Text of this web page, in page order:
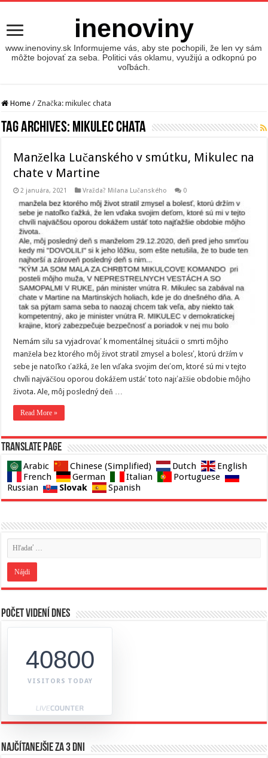
inenoviny
www.inenoviny.sk Informujeme vás, aby ste pochopili, že len vy sám
môžte bojovať za seba. Politici vás oklamu, využijú a odkopnú po
voľbách.
Home / Značka:mikulec chata
Tag Archives: mikulec chata
Manželka Lučanského v smútku, Mikulec na
chate v Martine
2 januára, 2021 Vražda? Milana Lučanského 0
Nemám silu sa vyjadrovať k momentálnej situácii o smrti môjho
manžela bez ktorého môj život stratil zmysel a bolesť, ktorú držím v
sebe je natoľko ťažká, že len vďaka svojim deťom, ktoré sú mi v tejto
chvíli najväčšou oporou dokážem ustáť toto najťažšie obdobie môjho
života. Ale, môj posledný deň …
Read More »
Translate page
Arabic Chinese (Simplified) Dutch
English
French
German Italian
Portuguese
Russian
Slovak Spanish
Počet videní dnes
40800
VISITORS TODAY
Najčítanejšie za 3 dni